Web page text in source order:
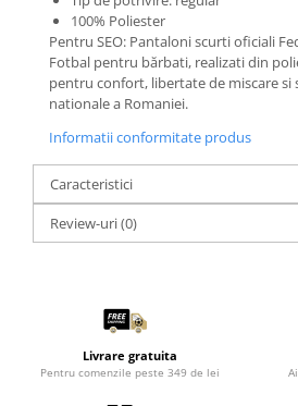
100% Poliester
Pentru SEO: Pantaloni scurti oficiali
Fotbal pentru bărbati, realizati din
pentru confort, libertate de miscare si
nationale a Romaniei.
Informatii conformitate produs
Caracteristici
Review-uri(0)
Livrare gratuita
Pentru comenzile peste 349 de lei